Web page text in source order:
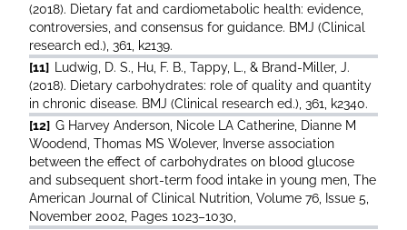
(2018). Dietary fat and cardiometabolic health: evidence,
controversies, and consensus for guidance. BMJ (Clinical
research ed.), 361, k2139.
[11]
Ludwig, D. S., Hu, F. B., Tappy, L., & Brand-Miller, J.
(2018). Dietary carbohydrates: role of quality and quantity
in chronic disease. BMJ (Clinical research ed.), 361, k2340.
[12] G Harvey Anderson, Nicole LA Catherine, Dianne M
Woodend, Thomas MS Wolever, Inverse association
between the effect of carbohydrates on blood glucose
and subsequent short-term food intake in young men, The
American Journal of Clinical Nutrition, Volume 76, Issue 5,
November 2002, Pages 1023–1030,